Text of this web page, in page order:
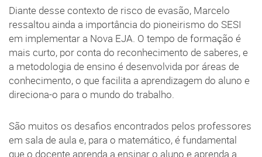
Diante desse contexto de risco de evasão, Marcelo
ressaltou ainda a importância do pioneirismo do SESI
em implementar a Nova EJA. O tempo de formação é
mais curto, por conta do reconhecimento de saberes, e
a metodologia de ensino é desenvolvida por áreas de
conhecimento, o que facilita a aprendizagem do aluno e
direciona-o para o mundo do trabalho.
São muitos os desafios encontrados pelos professores
em sala de aula e, para o matemático, é fundamental
que o docente aprenda a ensinar o aluno e aprenda a